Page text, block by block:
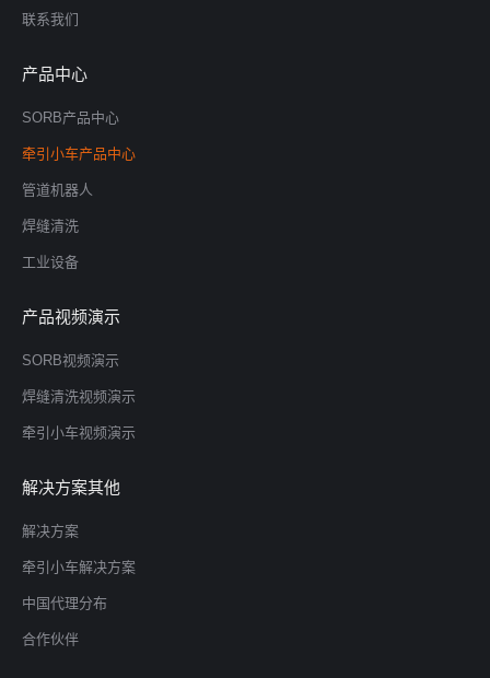
联系我们
产品中心
SORB产品中心
牵引小车产品中心
管道机器人
焊缝清洗
工业设备
产品视频演示
SORB视频演示
焊缝清洗视频演示
牵引小车视频演示
解决方案其他
解决方案
牵引小车解决方案
中国代理分布
合作伙伴